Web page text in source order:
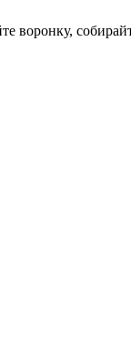
воронку,